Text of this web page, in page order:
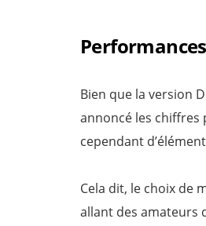
Bien que la version
annoncé les chiffres
cependant
Cela dit, le choix de
allant des amateurs